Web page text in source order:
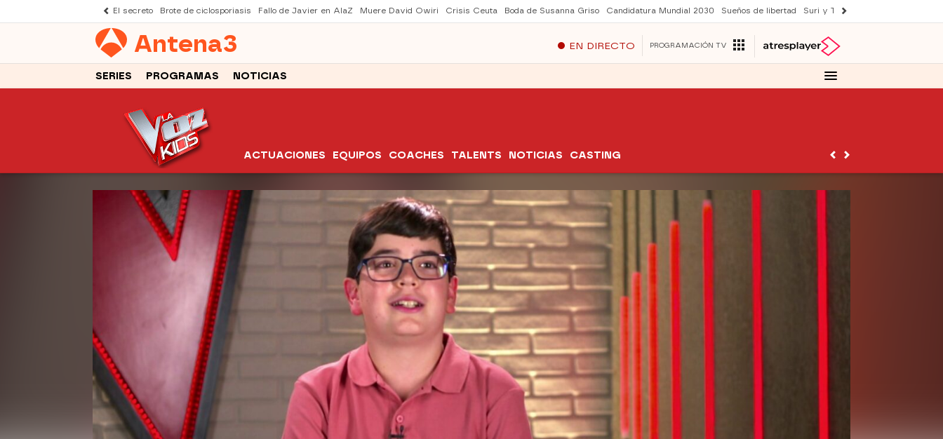
El secreto Brote de ciclosporiasis Fallo de Javier en AlaZ Muere David Owiri Crisis Ceuta Boda de Susanna Griso Candidatura Mundial 2030 Sueños de libertad Suri y Tom Cruise
Antena3 EN DIRECTO PROGRAMACIÓN TV
SERIES PROGRAMAS NOTICIAS
ACTUACIONES EQUIPOS COACHES TALENTS NOTICIAS CASTING